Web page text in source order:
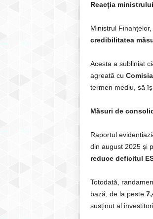
Reacția
Ministrul Finanțelor,
credibilitatea
Acesta a subliniat
agreată cu
termen mediu, să
Măsuri de
Raportul
din august 2025 și
reduce deficitul
Totodată,
bază, de la peste
susținut al